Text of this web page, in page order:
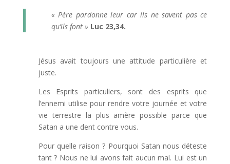
« Père pardonne leur car ils ne savent pas ce
qu’ils font » Luc 23,34.
Jésus avait toujours une attitude particulière et
juste.
Les Esprits particuliers, sont des esprits que
l’ennemi utilise pour rendre votre journée et votre
vie terrestre la plus amère possible parce que
Satan a une dent contre vous.
Pour quelle raison ? Pourquoi Satan nous déteste
tant ? Nous ne lui avons fait aucun mal. Lui est un